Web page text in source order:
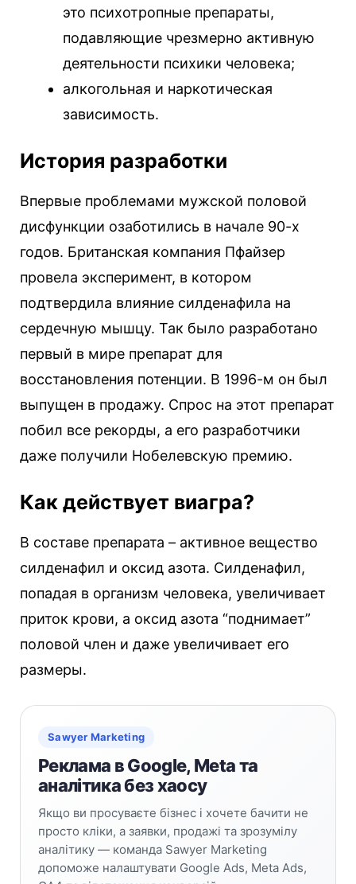
это психотропные препараты,
подавляющие чрезмерно активную
деятельности психики человека;
алкогольная и наркотическая
зависимость.
История разработки
Впервые проблемами мужской половой
дисфункции озаботились в начале 90-х
годов. Британская компания Пфайзер
провела эксперимент, в котором
подтвердила влияние силденафила на
сердечную мышцу. Так было разработано
первый в мире препарат для
восстановления потенции. В 1996-м он был
выпущен в продажу. Спрос на этот препарат
побил все рекорды, а его разработчики
даже получили Нобелевскую премию.
Как действует виагра?
В составе препарата – активное вещество
силденафил и оксид азота. Силденафил,
попадая в организм человека, увеличивает
приток крови, а оксид азота “поднимает”
половой член и даже увеличивает его
размеры.
Sawyer Marketing
Реклама в Google, Meta та
аналітика без хаосу
Якщо ви просуваєте бізнес і хочете бачити не
просто кліки, а заявки, продажі та зрозумілу
аналітику — команда Sawyer Marketing
допоможе налаштувати Google Ads, Meta Ads,